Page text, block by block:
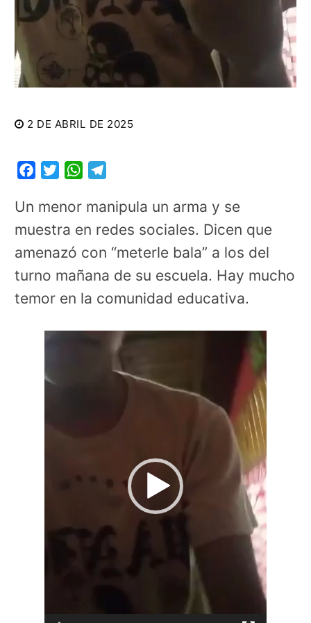
2 DE ABRIL DE 2025
FacebookTwitterWhatsApp
Un menor manipula un arma y se
muestra en redes sociales. Dicen que
amenazó con “meterle bala” a los del
turno mañana de su escuela. Hay mucho
temor en la comunidad educativa.
Reproductor
vídeo